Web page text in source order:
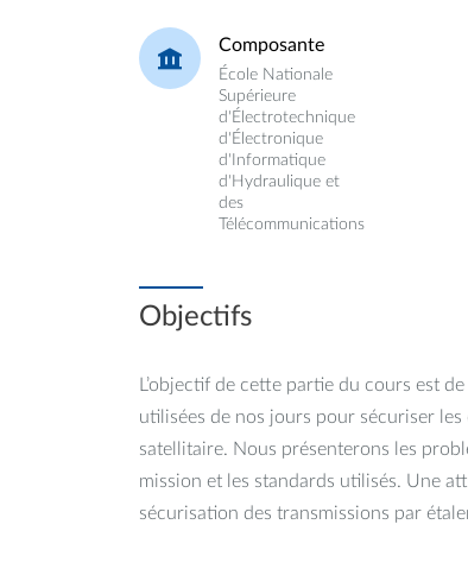
Composante
École Nationale
Supérieure
d'Électrotechnique
d'Électronique
d'Informatique
d'Hydraulique et
des
Télécommunications
Objectifs
L’objectif de cette partie du cours est
utilisées de nos jours pour sécuriser
satellitaire. Nous présenterons les
mission et les standards utilisés. Une
sécurisation des transmissions par